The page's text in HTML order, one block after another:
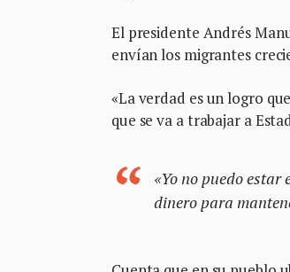
El presidente Andrés
envían los migrantes
«La verdad es un logro
que se va a trabajar a
«Yo no puedo
dinero para